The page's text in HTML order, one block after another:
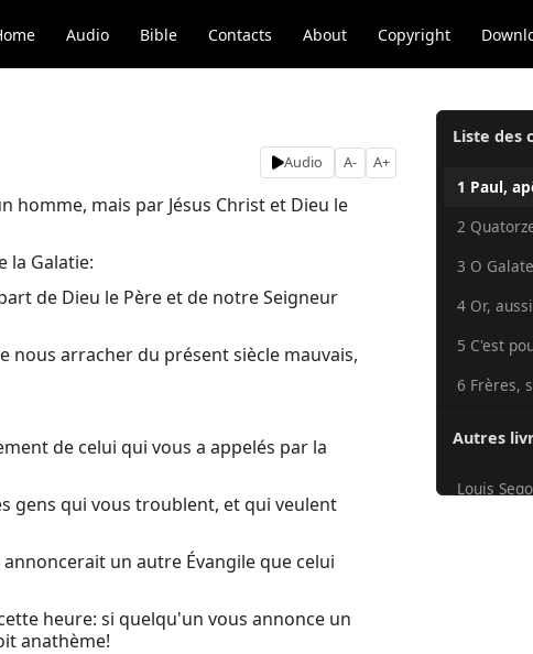
Audio Bible Contacts About Copyright
Audio A- A+
homme, mais par Jésus Christ et Dieu le
la Galatie:
de Dieu le Père et de notre Seigneur
nous arracher du présent siècle mauvais,
de celui qui vous a appelés par la
gens qui vous troublent, et qui veulent
un autre Évangile que celui
heure: si quelqu'un vous annonce un
anathème!
Liste des
1 Paul,
2
3 O
4 Or,
5 C'est
6 Frères,
Autres
Louis